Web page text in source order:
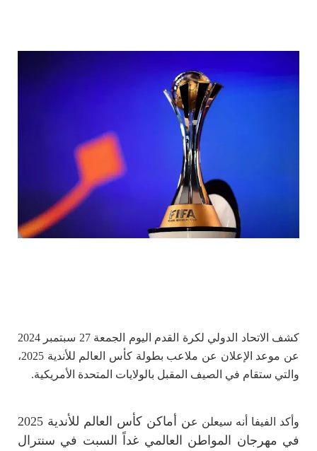
كشف الاتحاد الدولي لكرة القدم اليوم الجمعة 27 سبتمبر 2024
عن موعد الإعلان عن ملاعب بطولة كأس العالم للأندية 2025،
والتي ستقام في الصيف المقبل بالولايات المتحدة الأمريكية.
وأكد الفيفا أنه سيعلن ع
ن أماكن كأس العالم للأندية 2025
في مهرجان المواطن العالمي غداً السبت في سنترال